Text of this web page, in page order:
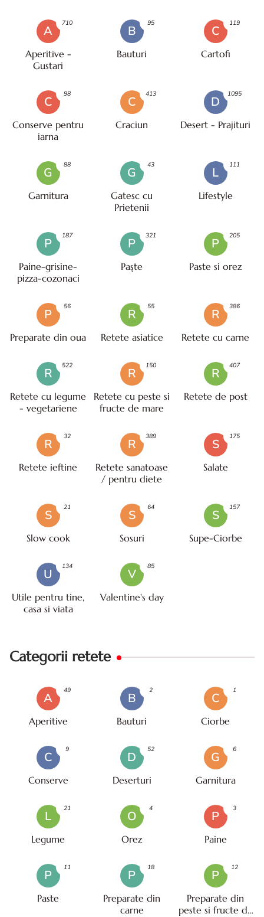
A
Aperitive -
Gustari
710
B
Bauturi
95
C
Cartofi
119
C
Conserve pentru
iarna
98
C
Craciun
413
D
Desert - Prajituri
1095
G
Garnitura
88
G
Gatesc cu
Prietenii
43
L
Lifestyle
111
P
Paine-grisine-
pizza-cozonaci
187
P
Paşte
321
P
Paste si orez
205
P
Preparate din oua
56
R
Retete asiatice
55
R
Retete cu carne
386
R
Retete cu legume
- vegetariene
522
R
Retete cu peste si
fructe de mare
150
R
Retete de post
407
R
Retete ieftine
32
R
Retete sanatoase
/ pentru diete
389
S
Salate
175
S
Slow cook
21
S
Sosuri
64
S
Supe-Ciorbe
157
U
Utile pentru tine,
casa si viata
134
V
Valentine's day
85
Categorii retete
A
Aperitive
49
B
Bauturi
2
C
Ciorbe
1
C
Conserve
9
D
Deserturi
52
G
Garnitura
6
L
Legume
21
O
Orez
4
P
Paine
3
P
Paste
11
P
Preparate din
carne
18
P
Preparate din
peste si fructe de
12